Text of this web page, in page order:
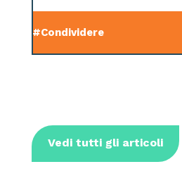
#Condividere
Vedi tutti gli articoli